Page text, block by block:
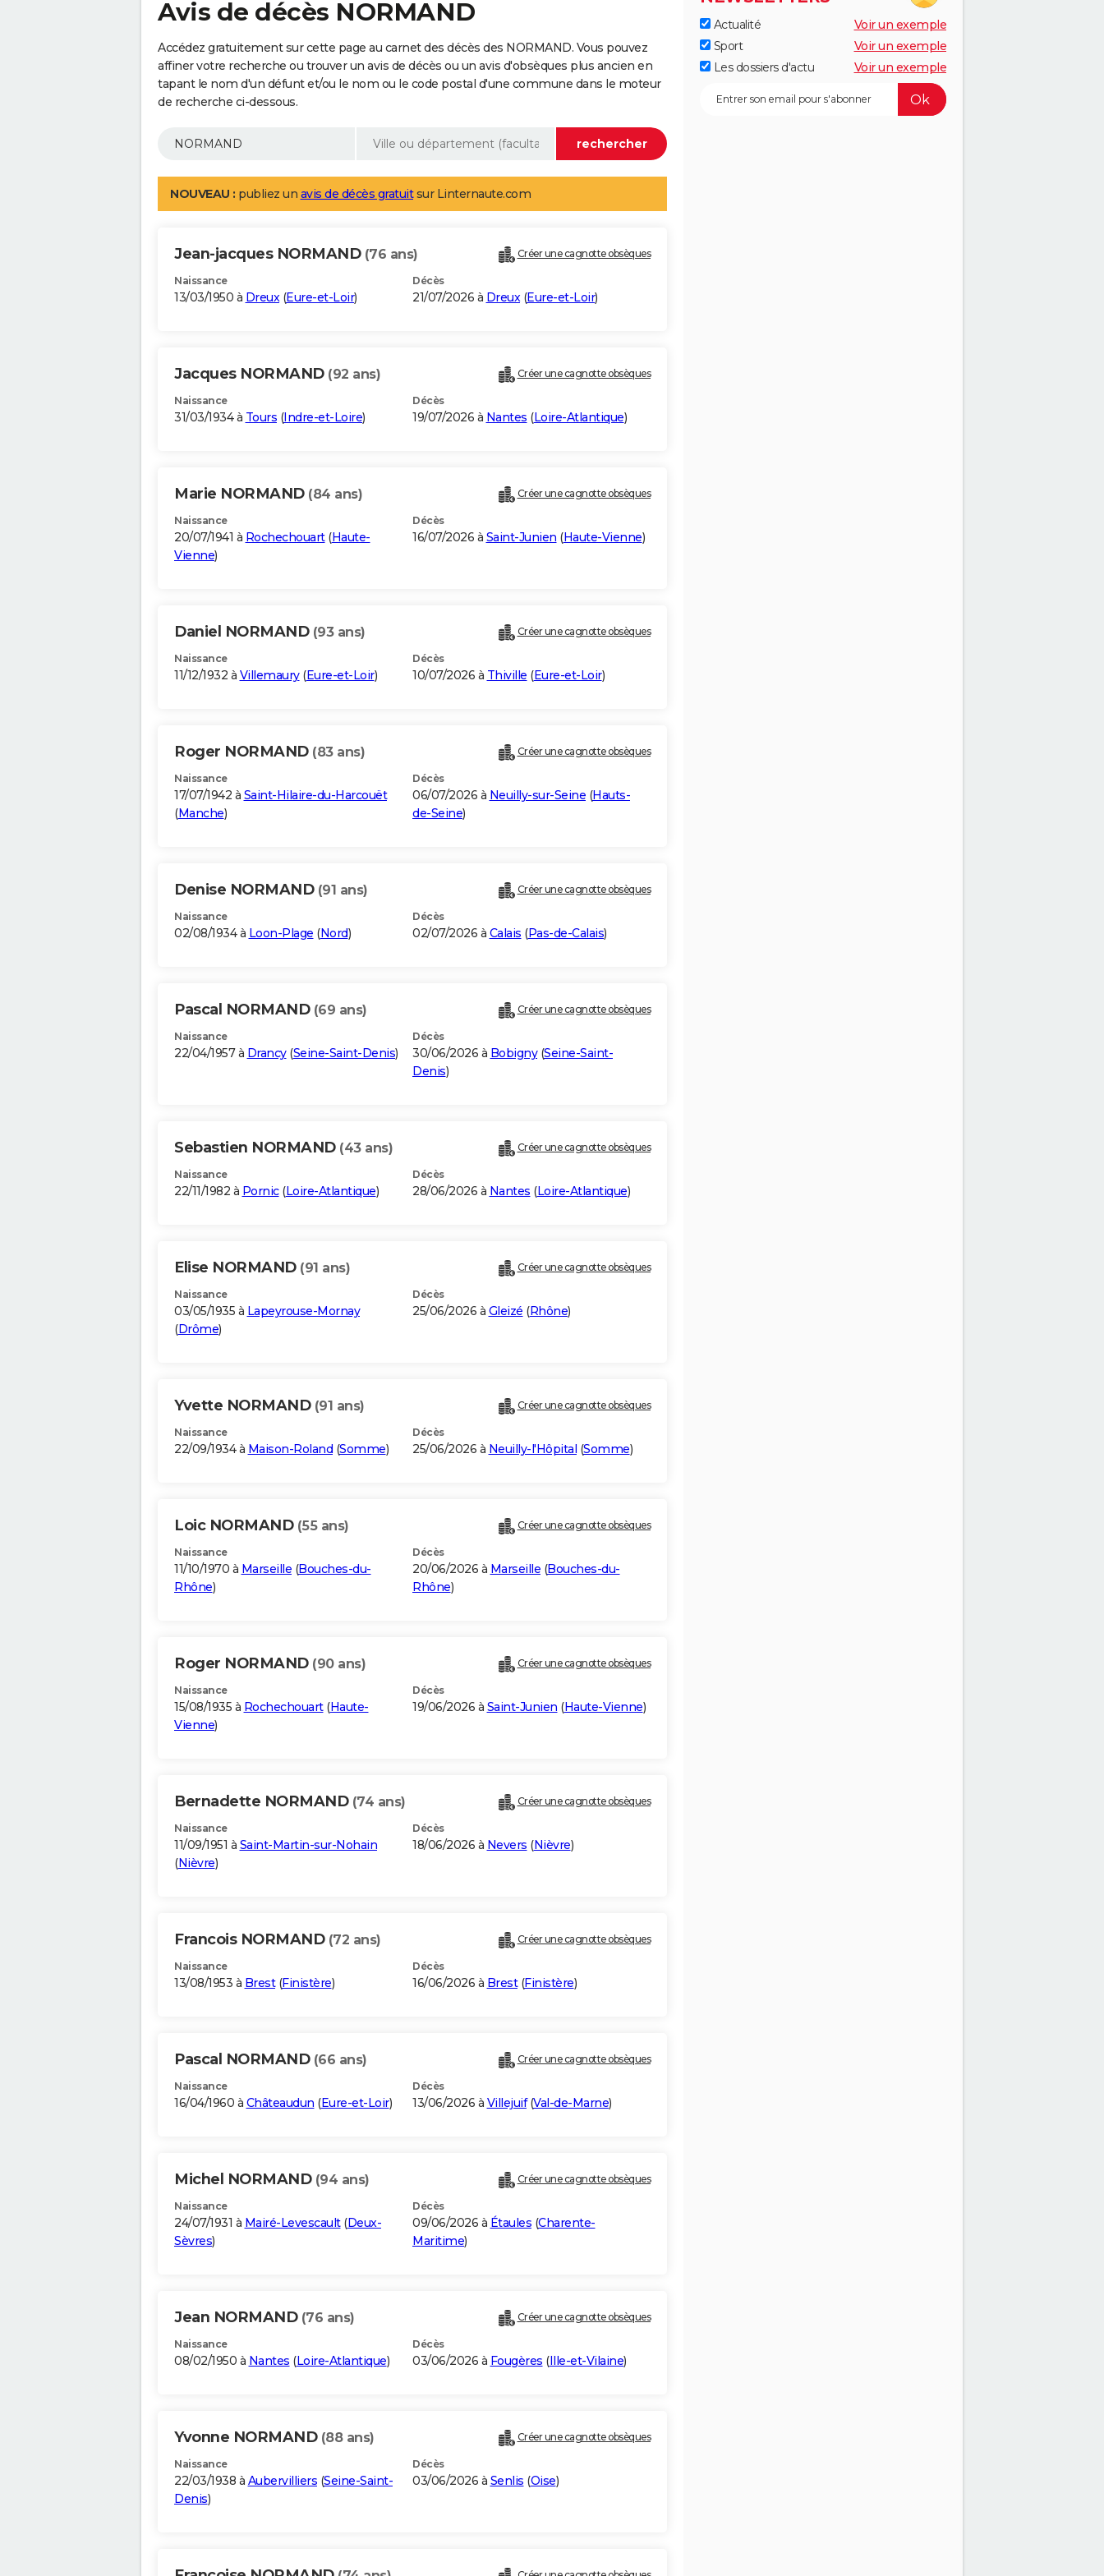
Avis de décès NORMAND
Accédez gratuitement sur cette page au carnet des décès des NORMAND. Vous pouvez
affiner votre recherche ou trouver un avis de décès ou un avis d'obsèques plus ancien en
tapant le nom d'un défunt et/ou le nom ou le code postal d'une commune dans le moteur
de recherche ci-dessous.
NOUVEAU : publiez un avis de décès gratuitsur Linternaute.com
Jean-jacques NORMAND (76 ans) Créer une cagnotte obsèques
Naissance
13/03/1950 à Dreux(Eure-et-Loir)
Décès
21/07/2026 à Dreux(Eure-et-Loir)
Jacques NORMAND (92 ans) Créer une cagnotte obsèques
Naissance
31/03/1934 à Tours (Indre-et-Loire)
Décès
19/07/2026 à Nantes (Loire-Atlantique)
Marie NORMAND (84 ans) Créer une cagnotte obsèques
Naissance
20/07/1941 à Rochechouart(Haute-
Vienne)
Décès
16/07/2026 à Saint-Junien (Haute-Vienne)
Daniel NORMAND (93 ans) Créer une cagnotte obsèques
Naissance
11/12/1932 à Villemaury(Eure-et-Loir)
Décès
10/07/2026 à Thiville (Eure-et-Loir)
Roger NORMAND (83 ans) Créer une cagnotte obsèques
Naissance
17/07/1942 à Saint-Hilaire-du-Harcouët
(Manche)
Décès
06/07/2026 à Neuilly-sur-Seine (Hauts-
de-Seine)
Denise NORMAND (91 ans) Créer une cagnotte obsèques
Naissance
02/08/1934 à Loon-Plage (Nord)
Décès
02/07/2026 à Calais (Pas-de-Calais)
Pascal NORMAND (69 ans) Créer une cagnotte obsèques
Naissance
22/04/1957 à Drancy(Seine-Saint-Denis)
Décès
30/06/2026 à Bobigny(Seine-Saint-
Denis)
Sebastien NORMAND (43 ans) Créer une cagnotte obsèques
Naissance
22/11/1982 à Pornic(Loire-Atlantique)
Décès
28/06/2026 à Nantes (Loire-Atlantique)
Elise NORMAND (91 ans) Créer une cagnotte obsèques
Naissance
03/05/1935 à Lapeyrouse-Mornay
(Drôme)
Décès
25/06/2026 à Gleizé (Rhône)
Yvette NORMAND (91 ans) Créer une cagnotte obsèques
Naissance
22/09/1934 à Maison-Roland (Somme)
Décès
25/06/2026 à Neuilly-l'Hôpital (Somme)
Loic NORMAND (55 ans) Créer une cagnotte obsèques
Naissance
11/10/1970 à Marseille (Bouches-du-
Rhône)
Décès
20/06/2026 à Marseille (Bouches-du-
Rhône)
Roger NORMAND (90 ans) Créer une cagnotte obsèques
Naissance
15/08/1935 à Rochechouart(Haute-
Vienne)
Décès
19/06/2026 à Saint-Junien (Haute-Vienne)
Bernadette NORMAND (74 ans) Créer une cagnotte obsèques
Naissance
11/09/1951 à Saint-Martin-sur-Nohain
(Nièvre)
Décès
18/06/2026 à Nevers (Nièvre)
Francois NORMAND (72 ans) Créer une cagnotte obsèques
Naissance
13/08/1953 à Brest(Finistère)
Décès
16/06/2026 à Brest(Finistère)
Pascal NORMAND (66 ans) Créer une cagnotte obsèques
Naissance
16/04/1960 à Châteaudun (Eure-et-Loir)
Décès
13/06/2026 à Villejuif(Val-de-Marne)
Michel NORMAND (94 ans) Créer une cagnotte obsèques
Naissance
24/07/1931 à Mairé-Levescault(Deux-
Sèvres)
Décès
09/06/2026 à Étaules (Charente-
Maritime)
Jean NORMAND (76 ans) Créer une cagnotte obsèques
Naissance
08/02/1950 à Nantes (Loire-Atlantique)
Décès
03/06/2026 à Fougères (Ille-et-Vilaine)
Yvonne NORMAND (88 ans) Créer une cagnotte obsèques
Naissance
22/03/1938 à Aubervilliers (Seine-Saint-
Denis)
Décès
03/06/2026 à Senlis (Oise)
Actualité
Voir un exemple
Sport
Voir un exemple
Les dossiers d'actu
Voir un exemple